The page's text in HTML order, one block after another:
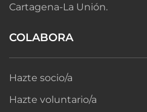
Cartagena-La Unión.
COLABORA
Hazte socio/a
Hazte voluntario/a